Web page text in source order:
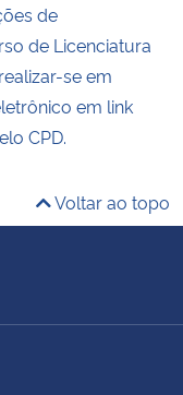
de
de Licenciatura
se em
em link
CPD.
Voltar ao topo